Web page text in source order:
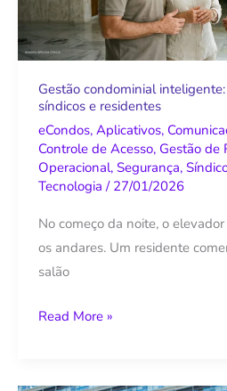
Gestão condominial
síndicos e residentes
eCondos, Aplicativos,
Controle de Acesso, Gestão de
Operacional, Segurança,
Tecnologia / 27/01/2026
No começo da noite, o
os andares. Um residente
salão
para
síndicos
e
residentes
Read More »